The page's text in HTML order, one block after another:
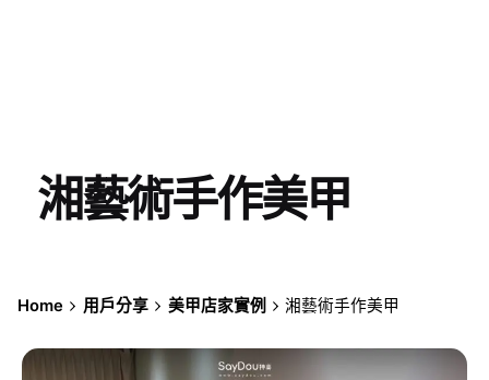
湘藝術手作美甲
Home 用戶分享 美甲店家實例 湘藝術手作美甲